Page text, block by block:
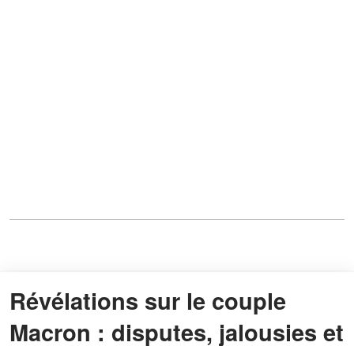
Révélations sur le couple
Macron : disputes, jalousies et